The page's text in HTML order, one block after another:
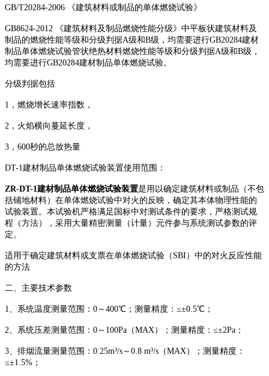
GB/T20284-2006 《建筑材料或制品的单体燃烧试验》
GB8624-2012 《建筑材料及制品燃烧性能分级》中平板状建筑材料及
制品的燃烧性能等级和分级判据A级和B级，均需要进行GB20284建材
制品单体燃烧试验管状绝热材料燃烧性能等级和分级判据A级和B级，
均需要进行GB20284建材制品单体燃烧试验。
分级判据包括
1，燃烧增长速率指数，
2，火焰横向蔓延长度，
3，600秒的总放热量
DT-1建材制品单体燃烧试验装置使用范围：
ZR-DT-1建材制品单体燃烧试验装置是用以确定建筑材料或制品（不包
括铺地材料）在单体燃烧试验中对火的反映，确定其本体物理性能的
试验装置。本试验机严格满足国标中对测试条件的要求，严格测试规
程（方法），采用大量精密测量（计量）元件参与系统测试参数的评
定。
适用于确定建筑材料或支票在单体燃烧试验（SBI）中的对火反应性能
的方法
二、主要技术参数
1、系统温度测量范围：0～400℃；测量精度：≤±0.5℃；
2、系统压差测量范围：0～100Pa（MAX）；测量精度：≤±2Pa；
3、排烟流量测量范围：0.25m³/s～0.8 m³/s（MAX）；测量精度：
≤±1.5%；